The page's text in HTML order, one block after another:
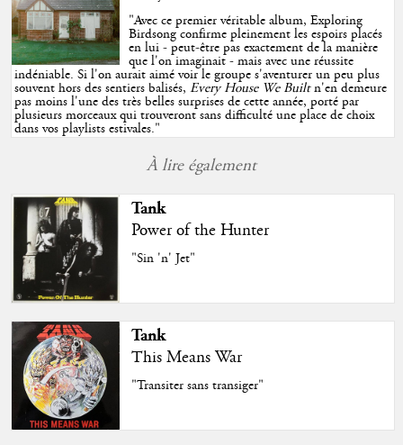
"Avec ce premier véritable album, Exploring
Birdsong confirme pleinement les espoirs placés
en lui - peut-être pas exactement de la manière
que l'on imaginait - mais avec une réussite
indéniable. Si l'on aurait aimé voir le groupe s'aventurer un peu plus
souvent hors des sentiers balisés,Every House We Builtn'en demeure
pas moins l'une des très belles surprises de cette année, porté par
plusieurs morceaux qui trouveront sans difficulté une place de choix
dans vos playlists estivales."
À lire également
Tank
Power of the Hunter
"Sin 'n' Jet"
Tank
This Means War
"Transiter sans transiger"